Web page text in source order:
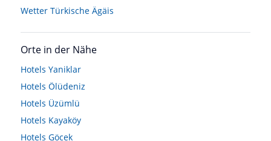
Wetter Türkische Ägäis
Orte in der Nähe
Hotels Yaniklar
Hotels Ölüdeniz
Hotels Üzümlü
Hotels Kayaköy
Hotels Göcek